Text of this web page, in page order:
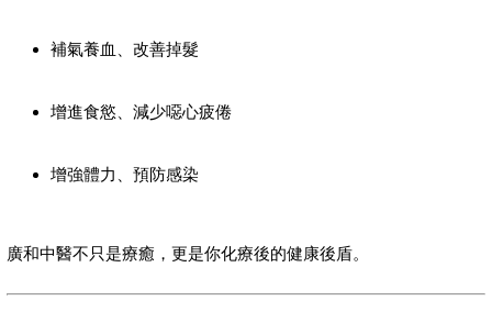
補氣養血、改善掉髮
增進食慾、減少噁心疲倦
增強體力、預防感染
廣和中醫不只是療癒，更是你化療後的健康後盾。